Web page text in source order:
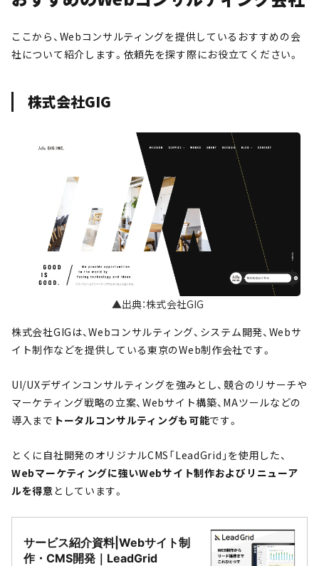
ここから、Webコンサルティングを提供しているおすすめの会
社について紹介します。依頼先を探す際にお役立てください。
株式会社GIG
▲出典：株式会社GIG
株式会社GIGは、Webコンサルティング、システム開発、Webサ
イト制作などを提供している東京のWeb制作会社です。
UI/UXデザインコンサルティングを強みとし、競合のリサーチや
マーケティング戦略の立案、Webサイト構築、MAツールなどの
導入まで トータルコンサルティングも可能です。
とくに自社開発のオリジナルCMS「LeadGrid」を使用した、
Webマーケティングに強いWebサイト制作およびリニューア
ルを得意としています。
サービス紹介資料|Webサイト制
作・CMS開発｜LeadGrid